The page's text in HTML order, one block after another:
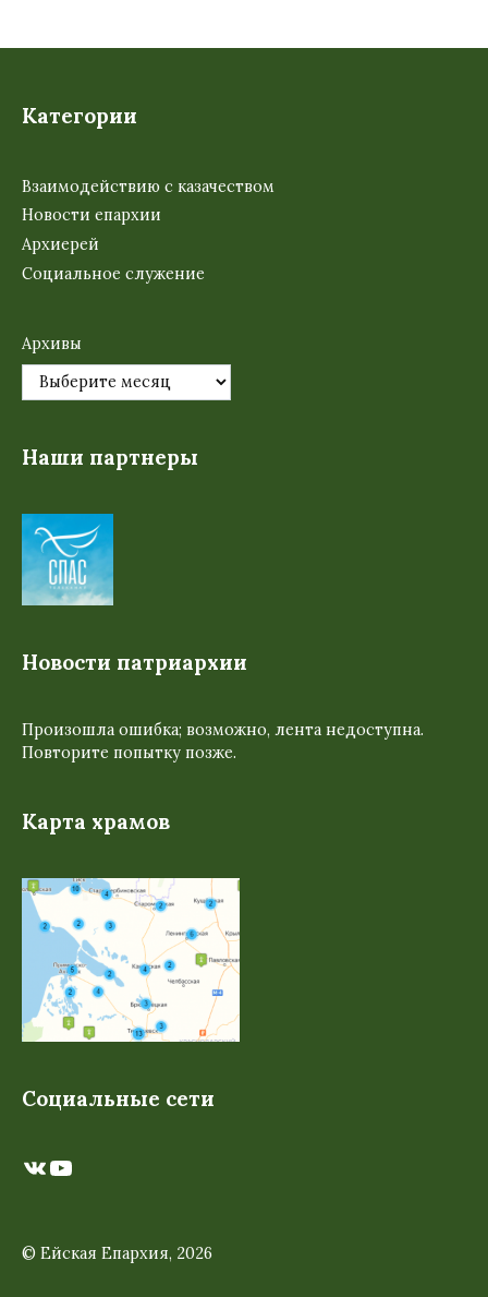
Категории
Взаимодействию с казачеством
Новости епархии
Архиерей
Социальное служение
Архивы
Наши партнеры
Новости патриархии
Произошла ошибка; возможно, лента недоступна.
Повторите попытку позже.
Карта храмов
Социальные сети
ВКонтакте
YouTube
© Ейская Епархия, 2026